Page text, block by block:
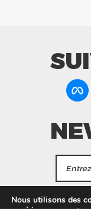
J'accepte
Nous utilisons des